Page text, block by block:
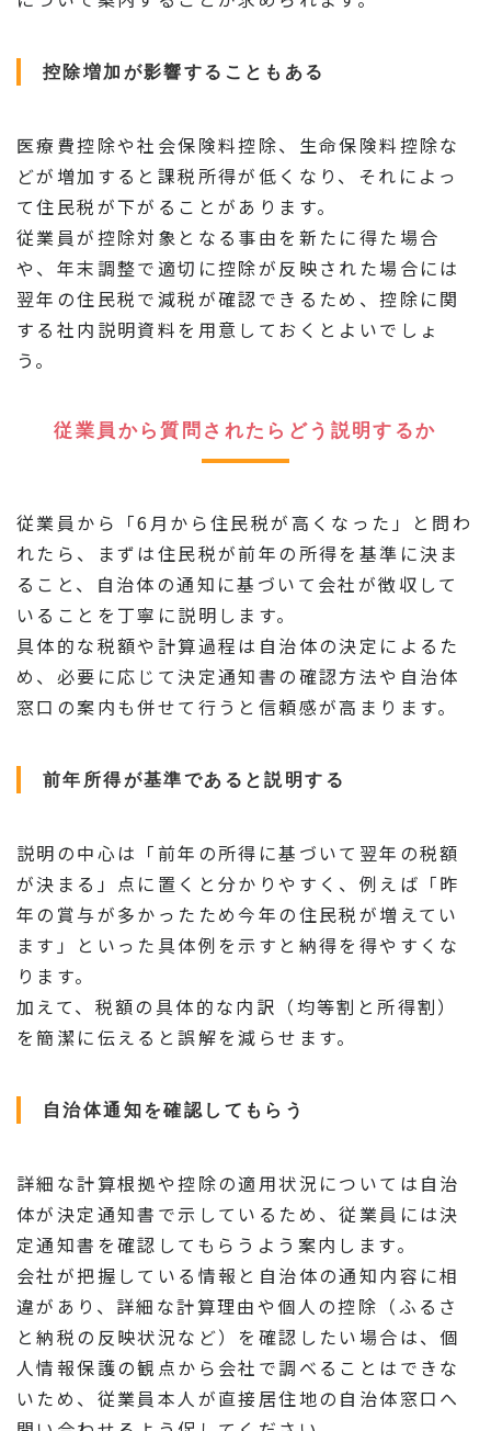
控除増加が影響することもある
医療費控除や社会保険料控除、生命保険料控除な
どが増加すると課税所得が低くなり、それによっ
て住民税が下がることがあります。
従業員が控除対象となる事由を新たに得た場合
や、年末調整で適切に控除が反映された場合には
翌年の住民税で減税が確認できるため、控除に関
する社内説明資料を用意しておくとよいでしょ
う。
従業員から質問されたらどう説明するか
従業員から「6月から住民税が高くなった」と問わ
れたら、まずは住民税が前年の所得を基準に決ま
ること、自治体の通知に基づいて会社が徴収して
いることを丁寧に説明します。
具体的な税額や計算過程は自治体の決定によるた
め、必要に応じて決定通知書の確認方法や自治体
窓口の案内も併せて行うと信頼感が高まります。
前年所得が基準であると説明する
説明の中心は「前年の所得に基づいて翌年の税額
が決まる」点に置くと分かりやすく、例えば「昨
年の賞与が多かったため今年の住民税が増えてい
ます」といった具体例を示すと納得を得やすくな
ります。
加えて、税額の具体的な内訳（均等割と所得割）
を簡潔に伝えると誤解を減らせます。
自治体通知を確認してもらう
詳細な計算根拠や控除の適用状況については自治
体が決定通知書で示しているため、従業員には決
定通知書を確認してもらうよう案内します。
会社が把握している情報と自治体の通知内容に相
違があり、詳細な計算理由や個人の控除（ふるさ
と納税の反映状況など）を確認したい場合は、個
人情報保護の観点から会社で調べることはできな
いため、従業員本人が直接居住地の自治体窓口へ